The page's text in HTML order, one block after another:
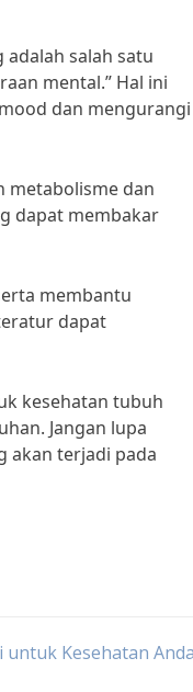
adalah salah satu
mental.” Hal ini
dan mengurangi
metabolisme dan
dapat membakar
membantu
dapat
kesehatan tubuh
Jangan lupa
akan terjadi pada
Kesehatan Anda